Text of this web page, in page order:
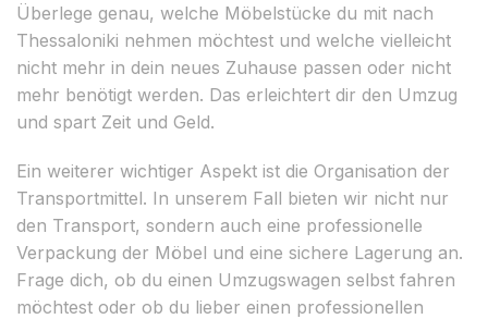
Überlege genau, welche Möbelstücke du mit nach
Thessaloniki nehmen möchtest und welche vielleicht
nicht mehr in dein neues Zuhause passen oder nicht
mehr benötigt werden. Das erleichtert dir den Umzug
und spart Zeit und Geld.
Ein weiterer wichtiger Aspekt ist die Organisation der
Transportmittel. In unserem Fall bieten wir nicht nur
den Transport, sondern auch eine professionelle
Verpackung der Möbel und eine sichere Lagerung an.
Frage dich, ob du einen Umzugswagen selbst fahren
möchtest oder ob du lieber einen professionellen